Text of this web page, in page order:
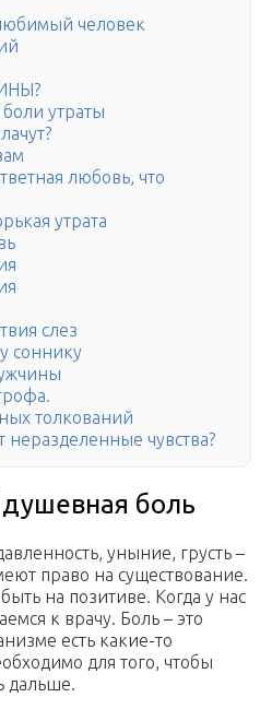
человек
утраты
любовь, что
утрата
слез
соннику
толкований
чувства?
боль
уныние, грусть –
право на существование.
на позитиве. Когда у нас
к врачу. Боль – это
есть какие-то
для того, чтобы
дальше.